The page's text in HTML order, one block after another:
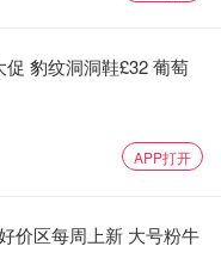
豹纹洞洞鞋£32 葡萄
APP打开
价区每周上新 大号粉牛